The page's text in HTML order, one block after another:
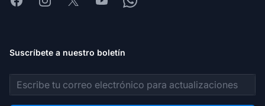
Suscríbete a nuestro boletín
Dirección de correo electrónico